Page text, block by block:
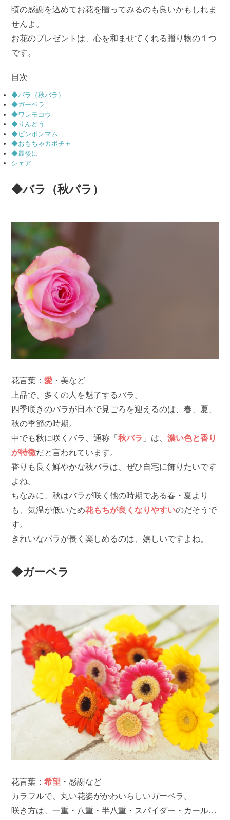
頃の感謝を込めてお花を贈ってみるのも良いかもしれま
せんよ。
お花のプレゼントは、心を和ませてくれる贈り物の１つ
です。
目次
◆バラ（秋バラ）
◆ガーベラ
◆ワレモコウ
◆りんどう
◆ピンポンマム
◆おもちゃカボチャ
◆最後に
シェア
◆バラ（秋バラ）
花言葉：愛 ・美など
上品で、多くの人を魅了するバラ。
四季咲きのバラが日本で見ごろを迎えるのは、春、夏、
秋の季節の時期。
中でも秋に咲くバラ、通称「秋バラ 」は、濃い色と香り
が特徴だと言われています。
香りも良く鮮やかな秋バラは、ぜひ自宅に飾りたいです
よね。
ちなみに、秋はバラが咲く他の時期である春・夏より
も、気温が低いため花もちが良くなりやすいのだそうで
す。
きれいなバラが長く楽しめるのは、嬉しいですよね。
◆ガーベラ
花言葉：希望 ・感謝など
カラフルで、丸い花姿がかわいらしいガーベラ。
咲き方は、一重・八重・半八重・スパイダー・カール…